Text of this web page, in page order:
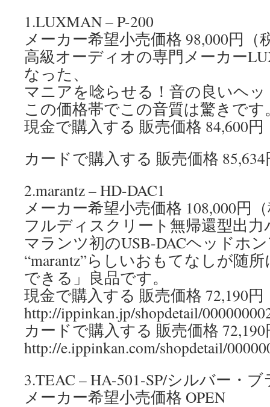
1.LUXMAN – P-200
メーカー希望小売価格 98,000円（
高級オーディオの専門メーカー
なった、
マニアを唸らせる！音の良いヘ
この価格帯でこの音質は驚きです
現金で購入する 販売価格 84,600円
カードで購入する 販売価格
2.marantz – HD-DAC1
メーカー希望小売価格 108,000円
フルディスクリート無帰還型出
マランツ初のUSB-DACヘッドホ
“marantz”らしいおもてなしが随
できる」良品です。
現金で購入する 販売価格 72,190円
http://ippinkan.jp/shopdetail/
カードで購入する 販売価格
http://e.ippinkan.com/shopdetail/
3.TEAC – HA-501-SP/シルバー・
メーカー希望小売価格 OPEN